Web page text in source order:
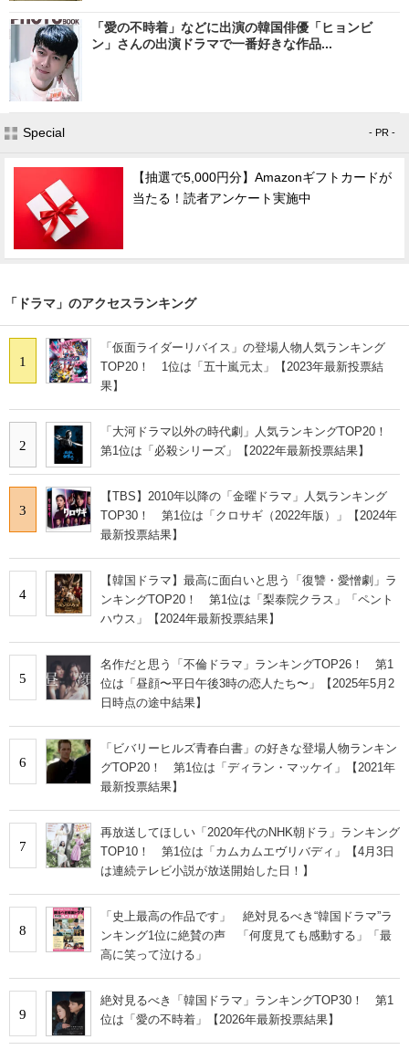
「愛の不時着」などに出演の韓国俳優「ヒョンビ
ン」さんの出演ドラマで一番好きな作品...
Special - PR -
【抽選で5,000円分】Amazonギフトカードが
当たる！読者アンケート実施中
「ドラマ」のアクセスランキング
1
「仮面ライダーリバイス」の登場人物人気ランキング
TOP20！ 1位は「五十嵐元太」【2023年最新投票結
果】
2
「大河ドラマ以外の時代劇」人気ランキングTOP20！
第1位は「必殺シリーズ」【2022年最新投票結果】
3
【TBS】2010年以降の「金曜ドラマ」人気ランキング
TOP30！ 第1位は「クロサギ（2022年版）」【2024年
最新投票結果】
4
【韓国ドラマ】最高に面白いと思う「復讐・愛憎劇」ラ
ンキングTOP20！ 第1位は「梨泰院クラス」「ペント
ハウス」【2024年最新投票結果】
5
名作だと思う「不倫ドラマ」ランキングTOP26！ 第1
位は「昼顔〜平日午後3時の恋人たち〜」【2025年5月2
日時点の途中結果】
6
「ビバリーヒルズ青春白書」の好きな登場人物ランキン
グTOP20！ 第1位は「ディラン・マッケイ」【2021年
最新投票結果】
7
再放送してほしい「2020年代のNHK朝ドラ」ランキング
TOP10！ 第1位は「カムカムエヴリバディ」【4月3日
は連続テレビ小説が放送開始した日！】
8
「史上最高の作品です」 絶対見るべき“韓国ドラマ”ラ
ンキング1位に絶賛の声 「何度見ても感動する」「最
高に笑って泣ける」
9
絶対見るべき「韓国ドラマ」ランキングTOP30！ 第1
位は「愛の不時着」【2026年最新投票結果】